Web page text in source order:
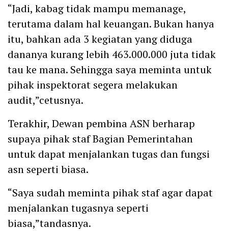
“Jadi, kabag tidak mampu memanage,
terutama dalam hal keuangan. Bukan hanya
itu, bahkan ada 3 kegiatan yang diduga
dananya kurang lebih 463.000.000 juta tidak
tau ke mana. Sehingga saya meminta untuk
pihak inspektorat segera melakukan
audit,”cetusnya.
Terakhir, Dewan pembina ASN berharap
supaya pihak staf Bagian Pemerintahan
untuk dapat menjalankan tugas dan fungsi
asn seperti biasa.
“Saya sudah meminta pihak staf agar dapat
menjalankan tugasnya seperti
biasa,”tandasnya.